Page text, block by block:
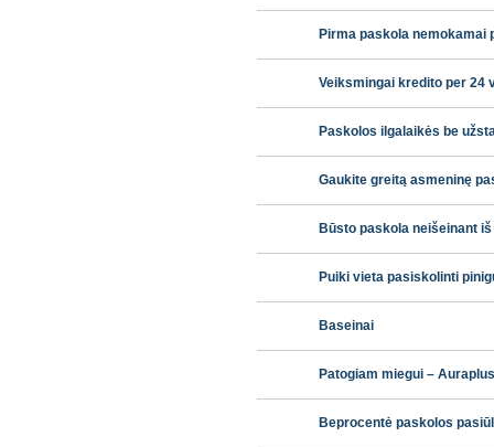
Pirma paskola nemokamai
Veiksmingai kredito per 24
Paskolos ilgalaikės be
Gaukite greitą asmeninę
Būsto paskola neišeinant
Puiki vieta pasiskolinti
Baseinai
Patogiam miegui –
Beprocentė paskolos